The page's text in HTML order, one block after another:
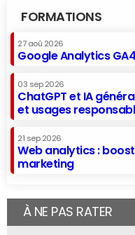
FORMATIONS
27 aoû 2026
Google Analytics GA4
03 sep 2026
ChatGPT et IA
et usages
21 sep 2026
Web analytics :
marketing
À NE PAS RATER